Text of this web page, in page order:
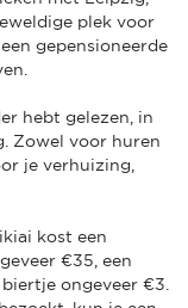
plek voor
gepensioneerde
hebt gelezen, in
Zowel voor huren
je verhuizing,
kost een
€35, een
ongeveer €3.